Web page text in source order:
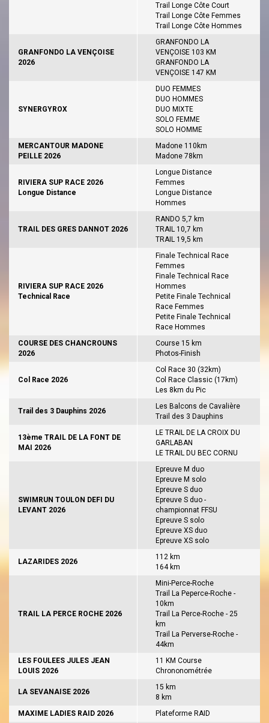
Trail Longe Côte Court
Trail Longe Côte Femmes
Trail Longe Côte Hommes
GRANFONDO LA VENÇOISE
2026
GRANFONDO LA
VENÇOISE 103 KM
GRANFONDO LA
VENÇOISE 147 KM
SYNERGYROX
DUO FEMMES
DUO HOMMES
DUO MIXTE
SOLO FEMME
SOLO HOMME
MERCANTOUR MADONE
PEILLE 2026
Madone 110km
Madone 78km
RIVIERA SUP RACE 2026
Longue Distance
Longue Distance
Femmes
Longue Distance
Hommes
TRAIL DES GRES DANNOT 2026
RANDO 5,7 km
TRAIL 10,7 km
TRAIL 19,5 km
RIVIERA SUP RACE 2026
Technical Race
Finale Technical Race
Femmes
Finale Technical Race
Hommes
Petite Finale Technical
Race Femmes
Petite Finale Technical
Race Hommes
COURSE DES CHANCROUNS
2026
Course 15 km
Photos-Finish
Col Race 2026
Col Race 30 (32km)
Col Race Classic (17km)
Les 8km du Pic
Trail des 3 Dauphins 2026
Les Balcons de Cavalière
Trail des 3 Dauphins
13ème TRAIL DE LA FONT DE
MAI 2026
LE TRAIL DE LA CROIX DU
GARLABAN
LE TRAIL DU BEC CORNU
SWIMRUN TOULON DEFI DU
LEVANT 2026
Epreuve M duo
Epreuve M solo
Epreuve S duo
Epreuve S duo -
championnat FFSU
Epreuve S solo
Epreuve XS duo
Epreuve XS solo
LAZARIDES 2026
112 km
164 km
TRAIL LA PERCE ROCHE 2026
Mini-Perce-Roche
Trail La Peperce-Roche -
10km
Trail La Perce-Roche - 25
km
Trail La Perverse-Roche -
44km
LES FOULEES JULES JEAN
LOUIS 2026
11 KM Course
Chrononométrée
LA SEVANAISE 2026
15 km
8 km
MAXIME LADIES RAID 2026
Plateforme RAID